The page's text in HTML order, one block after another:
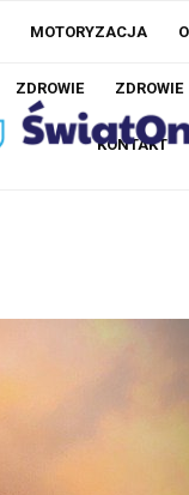
MOTORYZACJA
ZDROWIE ZDROWIE
KONTAKT